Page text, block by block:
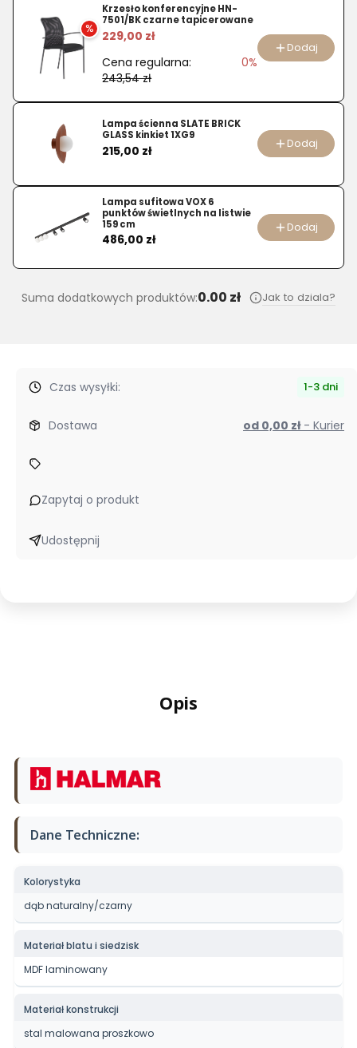
Zestaw
FAUST
krzesła
dąb
naturalny
%
Krzesło konferencyjne HN-
7501/BK czarne tapicerowane
229,00 zł
Cena regularna:
243,54 zł
0%
Dodaj
Lampa ścienna SLATE BRICK
GLASS kinkiet 1XG9
Cena
215,00 zł Dodaj
Lampa sufitowa VOX 6
punktów świetlnych na listwie
159 cm
Cena
486,00 zł
Dodaj
Suma dodatkowych produktów:0.00 zł Jak to dziala?
Czas wysyłki: 1-3 dni
Dostawa od 0,00 zł - Kurier
Zapytaj o produkt
Udostępnij
Opis
Dane Techniczne:
Kolorystyka
dąb naturalny/czarny
Materiał blatu i siedzisk
MDF laminowany
Materiał konstrukcji
stal malowana proszkowo